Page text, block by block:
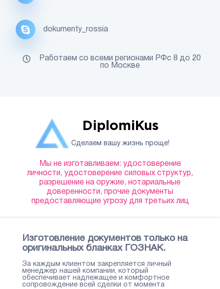
DiplomiKus
Сделаем вашу жизнь проще!
Мы не изготавливаем: удостоверение
личности, удостоверение силовых структур,
разрешение на оружие, нотариальные
доверенности, прочие документы
предоставляющие угрозу для третьих лиц
Изготовление документов только на
оригинальных бланках ГОЗНАК.
За каждым клиентом закрепляется личный
менеджер нашей компании, который
обеспечивает надлежащее и комфортное
сопровождение всей сделки от момента
dokumenty_rossia
Работаем со всеми регионами РФс 8 до 20
по Москве